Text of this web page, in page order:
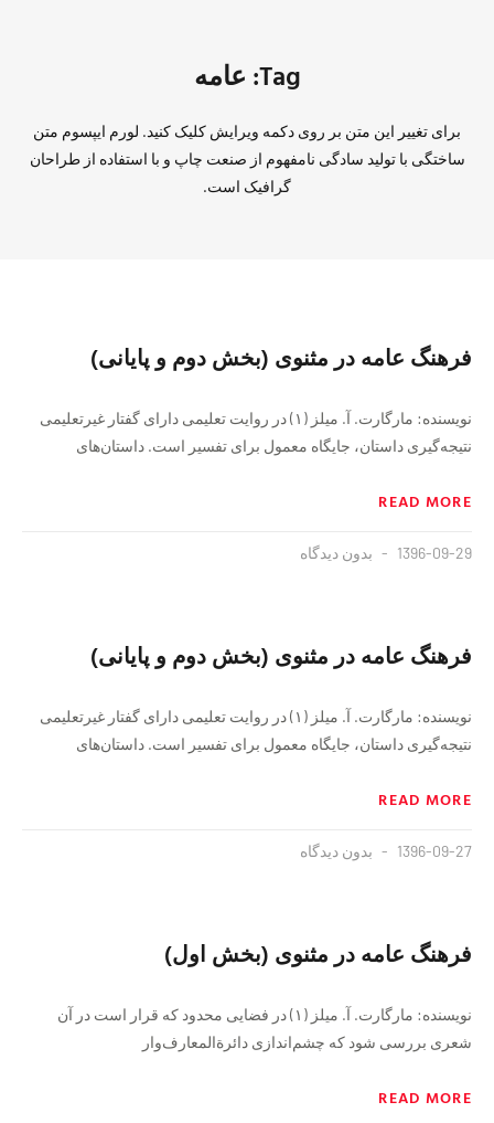
Tag: عامه
برای تغییر این متن بر روی دکمه ویرایش کلیک کنید. لورم ایپسوم متن
ساختگی با تولید سادگی نامفهوم از صنعت چاپ و با استفاده از طراحان
گرافیک است.
فرهنگ عامه در مثنوی (بخش دوم و پایانی)
نویسنده: مارگارت. آ. میلز (۱) در روایت تعلیمی دارای گفتار غیرتعلیمی
نتیجه‌گیری داستان، جایگاه معمول برای تفسیر است. داستان‌های
READ MORE
1396-09-29 بدون دیدگاه
فرهنگ عامه در مثنوی (بخش دوم و پایانی)
نویسنده: مارگارت. آ. میلز (۱) در روایت تعلیمی دارای گفتار غیرتعلیمی
نتیجه‌گیری داستان، جایگاه معمول برای تفسیر است. داستان‌های
READ MORE
1396-09-27 بدون دیدگاه
فرهنگ عامه در مثنوی (بخش اول)
نویسنده: مارگارت. آ. میلز (۱) در فضایی محدود که قرار است در آن
شعری بررسی شود که چشم‌اندازی دائرةالمعارف‌وار
READ MORE